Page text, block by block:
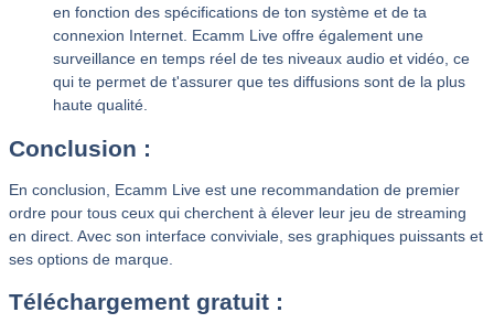
en fonction des spécifications de ton système et de ta
connexion Internet. Ecamm Live offre également une
surveillance en temps réel de tes niveaux audio et vidéo, ce
qui te permet de t'assurer que tes diffusions sont de la plus
haute qualité.
Conclusion :
En conclusion, Ecamm Live est une recommandation de premier
ordre pour tous ceux qui cherchent à élever leur jeu de streaming
en direct. Avec son interface conviviale, ses graphiques puissants et
ses options de marque.
Téléchargement gratuit :